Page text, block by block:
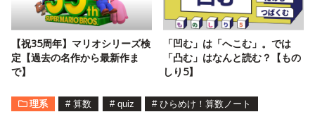
【祝35周年】マリオシリーズ検
定【過去の名作から最新作ま
で】
「凹む」は「へこむ」。では
「凸む」はなんと読む？【もの
しり5】
理系 # 算数 # quiz # ひらめけ！算数ノート